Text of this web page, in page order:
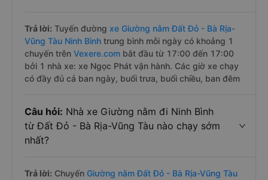
Trả lời: Tuyến đường xe Giường nằm Đất Đỏ - Bà Rịa-
Vũng Tàu Ninh Bình trung bình mỗi ngày có khoảng 1
chuyến trên Vexere.com bắt đầu từ 17:00 đến 17:00
bởi 1 nhà xe: xe Ngọc Phát vận hành. Các giờ xe chạy
có đầy đủ cả ban ngày, buổi trưa, buổi chiều, ban đêm
Câu hỏi: Nhà xe Giường nằm đi Ninh Bình
từ Đất Đỏ - Bà Rịa-Vũng Tàu nào chạy sớm
nhất?
Trả lời: Chuyến Giường nằm Đất Đỏ - Bà Rịa-Vũng Tàu